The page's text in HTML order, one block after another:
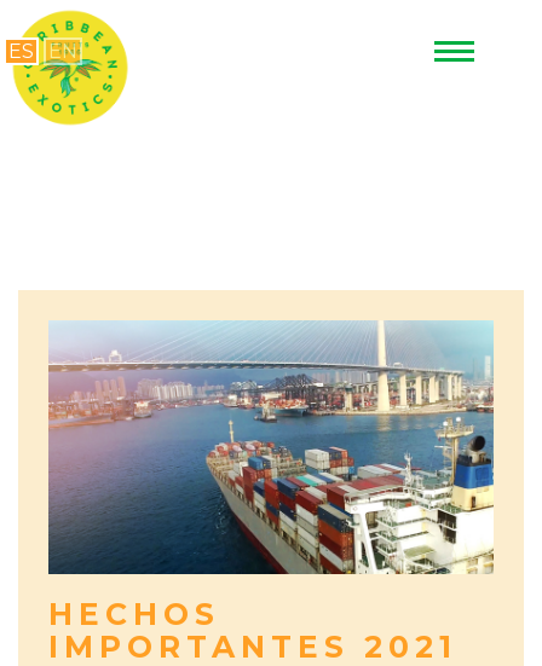
ES EN
HECHOS
IMPORTANTES 2021